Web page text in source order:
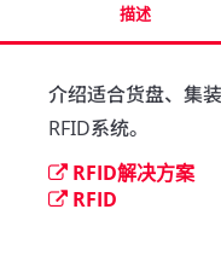
描述
介绍适合货盘、集
RFID系统。
RFID解决方案
RFID